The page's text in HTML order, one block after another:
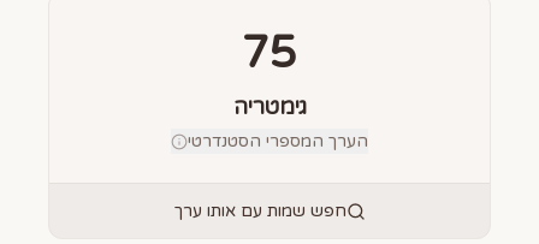
75
גימטריה
הערך המספרי הסטנדרטי
חפש שמות עם אותו ערך